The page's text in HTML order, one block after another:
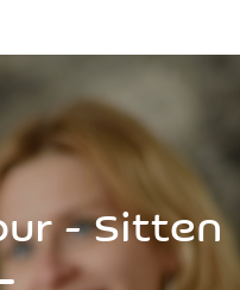
- Sitten